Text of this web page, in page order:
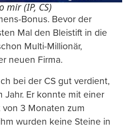
mir (IP, CS)
Bonus. Bevor der
Mal den Bleistift in die
Multi-Millionär,
neuen Firma.
bei der CS gut verdient,
Jahr. Er konnte mit einer
3 Monaten zum
wurden keine Steine in